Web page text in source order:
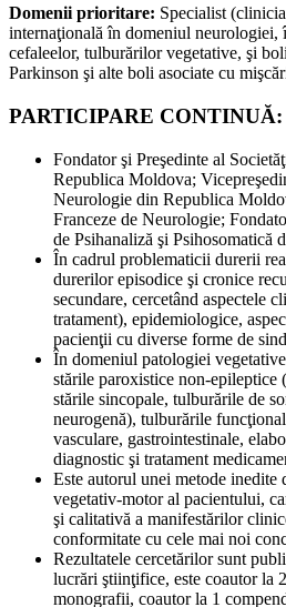
Domenii prioritare: Specialist
internaţională în domeniul neurologiei,
cefaleelor, tulburărilor vegetative, şi
Parkinson şi alte boli asociate cu
PARTICIPARE CONTINUĂ:
Fondator şi Preşedinte al
Republica Moldova;
Neurologie din Republica
Franceze de Neurologie;
de Psihanaliză şi Psihosomatică
În cadrul problematicii durerii
durerilor episodice şi cronice
secundare, cercetând aspectele
tratament), epidemiologice,
pacienţii cu diverse forme de
În domeniul patologiei
stările paroxistice non-epileptice
stările sincopale, tulburările de
neurogenă), tulburările
vasculare, gastrointestinale,
diagnostic şi tratament
Este autorul unei metode
vegetativ-motor al pacientului,
şi calitativă a manifestărilor
conformitate cu cele mai noi
Rezultatele cercetărilor sunt
lucrări ştiinţifice, este coautor la
monografii, coautor la 1